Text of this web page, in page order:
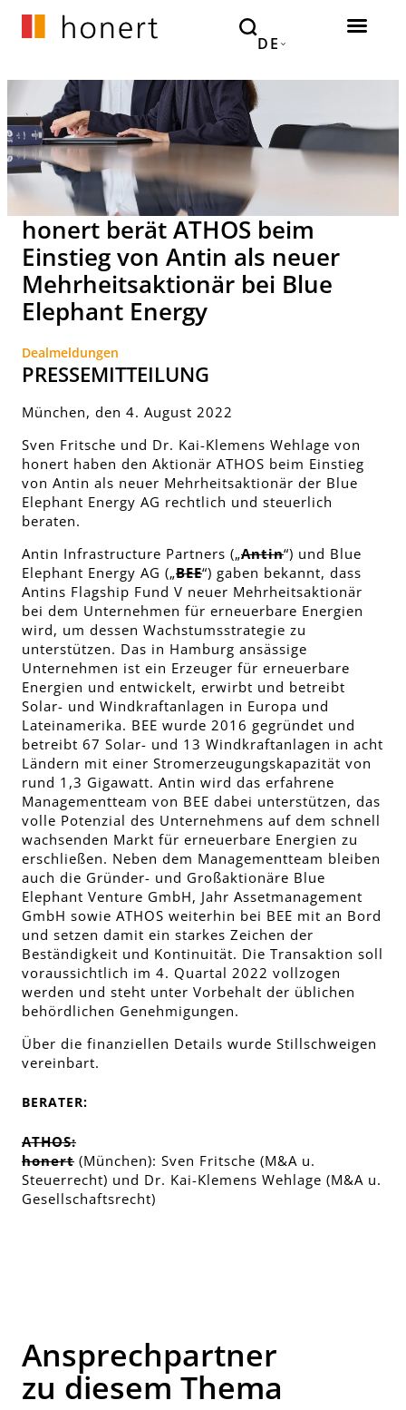
DE
honert berät ATHOS beim
Einstieg von Antin als neuer
Mehrheitsaktionär bei Blue
Elephant Energy
Dealmeldungen
PRESSEMITTEILUNG
München, den 4. August 2022
Sven Fritsche und Dr. Kai-Klemens Wehlage von
honert haben den Aktionär ATHOS beim Einstieg
von Antin als neuer Mehrheitsaktionär der Blue
Elephant Energy AG rechtlich und steuerlich
beraten.
Antin Infrastructure Partners („Antin“) und Blue
Elephant Energy AG („BEE“) gaben bekannt, dass
Antins Flagship Fund V neuer Mehrheitsaktionär
bei dem Unternehmen für erneuerbare Energien
wird, um dessen Wachstumsstrategie zu
unterstützen. Das in Hamburg ansässige
Unternehmen ist ein Erzeuger für erneuerbare
Energien und entwickelt, erwirbt und betreibt
Solar- und Windkraftanlagen in Europa und
Lateinamerika. BEE wurde 2016 gegründet und
betreibt 67 Solar- und 13 Windkraftanlagen in acht
Ländern mit einer Stromerzeugungskapazität von
rund 1,3 Gigawatt. Antin wird das erfahrene
Managementteam von BEE dabei unterstützen, das
volle Potenzial des Unternehmens auf dem schnell
wachsenden Markt für erneuerbare Energien zu
erschließen. Neben dem Managementteam bleiben
auch die Gründer- und Großaktionäre Blue
Elephant Venture GmbH, Jahr Assetmanagement
GmbH sowie ATHOS weiterhin bei BEE mit an Bord
und setzen damit ein starkes Zeichen der
Beständigkeit und Kontinuität. Die Transaktion soll
voraussichtlich im 4. Quartal 2022 vollzogen
werden und steht unter Vorbehalt der üblichen
behördlichen Genehmigungen.
Über die finanziellen Details wurde Stillschweigen
vereinbart.
BERATER:
ATHOS:
honert (München): Sven Fritsche (M&A u.
Steuerrecht) und Dr. Kai-Klemens Wehlage (M&A u.
Gesellschaftsrecht)
Ansprechpartner
zu diesem Thema